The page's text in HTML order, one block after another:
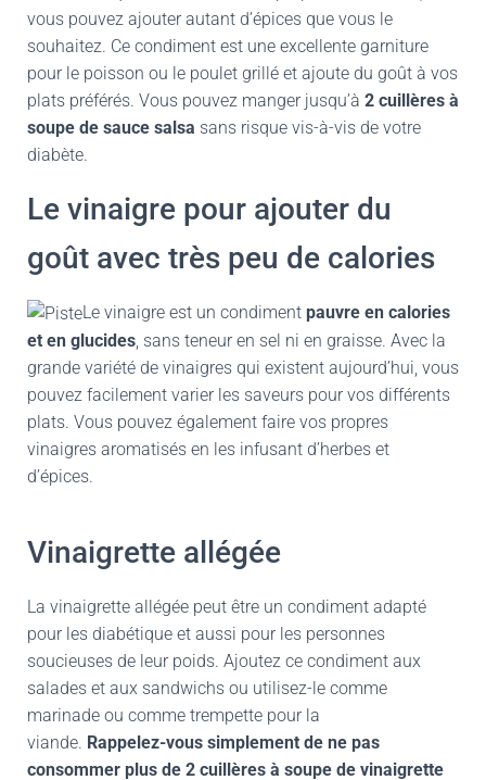
vous pouvez ajouter autant d’épices que vous le
souhaitez. Ce condiment est une excellente garniture
pour le poisson ou le poulet grillé et ajoute du goût à vos
plats préférés. Vous pouvez manger jusqu’à 2 cuillères à
soupe de sauce salsa sans risque vis-à-vis de votre
diabète.
Le vinaigre pour ajouter du
goût avec très peu de calories
Le vinaigre est un condiment pauvre en calories
et en glucides, sans teneur en sel ni en graisse. Avec la
grande variété de vinaigres qui existent aujourd’hui, vous
pouvez facilement varier les saveurs pour vos différents
plats. Vous pouvez également faire vos propres
vinaigres aromatisés en les infusant d’herbes et
d’épices.
Vinaigrette allégée
La vinaigrette allégée peut être un condiment adapté
pour les diabétique et aussi pour les personnes
soucieuses de leur poids. Ajoutez ce condiment aux
salades et aux sandwichs ou utilisez-le comme
marinade ou comme trempette pour la
viande. Rappelez-vous simplement de ne pas
consommer plus de 2 cuillères à soupe de vinaigrette